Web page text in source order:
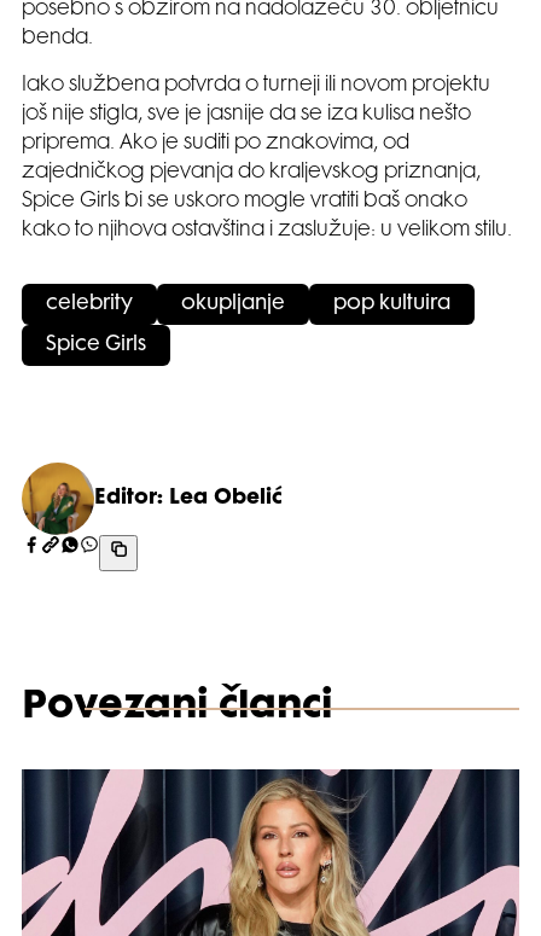
posebno s obzirom na nadolazeću 30. obljetnicu
benda.
Iako službena potvrda o turneji ili novom projektu
još nije stigla, sve je jasnije da se iza kulisa nešto
priprema. Ako je suditi po znakovima, od
zajedničkog pjevanja do kraljevskog priznanja,
Spice Girls bi se uskoro mogle vratiti baš onako
kako to njihova ostavština i zaslužuje: u velikom stilu.
celebrity okupljanje pop kultuira
Spice Girls
Editor: Lea Obelić
Povezani članci